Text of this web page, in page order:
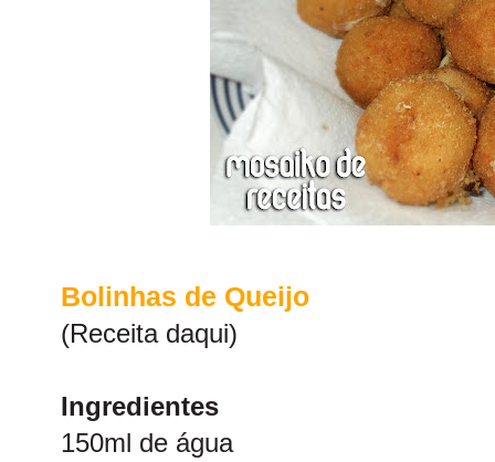
Bolinhas de Queijo
(Receita daqui)
Ingredientes
150ml de água